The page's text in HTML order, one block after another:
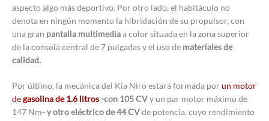
aspecto algo más deportivo. Por otro lado, el habitáculo no
denota en ningún momento la hibridación de su propulsor, con
una gran pantalla multimediaa color situada en la zona superior
de la consola central de 7 pulgadas y el uso de materiales de
calidad.
Por último, la mecánica del Kia Niro estará formada porun motor
degasolina de 1.6 litros-con 105 CVy un par motor máximo de
147 Nm- y otro eléctrico de 44 CVde potencia, cuyo rendimiento